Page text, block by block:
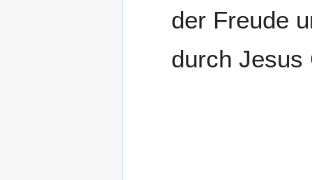
der Freude
durch Jesus